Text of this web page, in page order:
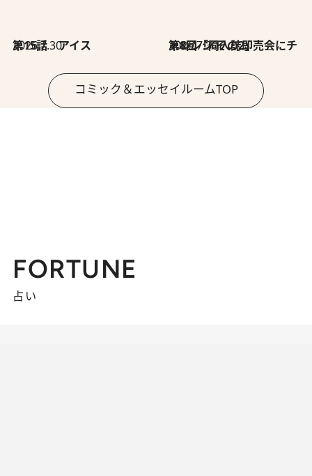
2026.7.30
第15話 アイス 2026.7.30
第8回「同人誌即売会にチャレンジ その2」
コミック＆エッセイルームTOP
FORTUNE
占い